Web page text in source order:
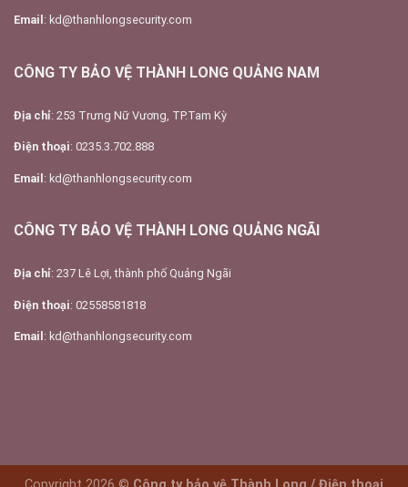
Email : kd@thanhlongsecurity.com
CÔNG TY BẢO VỆ THÀNH LONG QUẢNG NAM
Địa chỉ: 253 Trưng Nữ Vương, TP.Tam Kỳ
Điện thoại: 0235.3.702.888
Email : kd@thanhlongsecurity.com
CÔNG TY BẢO VỆ THÀNH LONG QUẢNG NGÃI
Địa chỉ: 237 Lê Lợi, thành phố Quảng Ngãi
Điện thoại: 02558581818
Email : kd@thanhlongsecurity.com